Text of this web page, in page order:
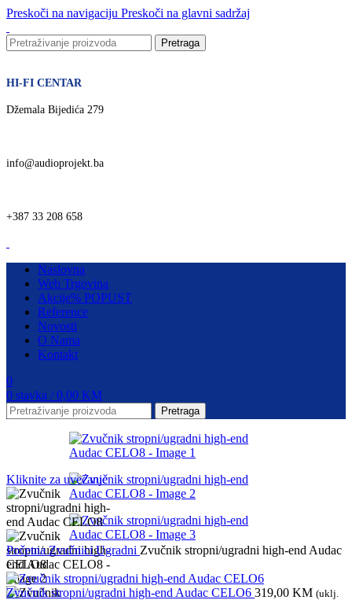
Preskoči na navigaciju Preskoči na glavni sadržaj
Pretraga
HI-FI CENTAR
Džemala Bijedića 279
info@audioprojekt.ba
+387 33 208 658
Naslovna
Web Trgovina
Akcije% POPUST
Reference
Novosti
O Nama
Kontakt
0
0 stavka / 0,00 KM
Pretraga
Kliknite za uvećanje
PočetnaZvučniciUgradni Zvučnik stropni/ugradni high-end Audac
CELO8
Zvučnik stropni/ugradni high-end Audac CELO6 319,00 KM (uklj.